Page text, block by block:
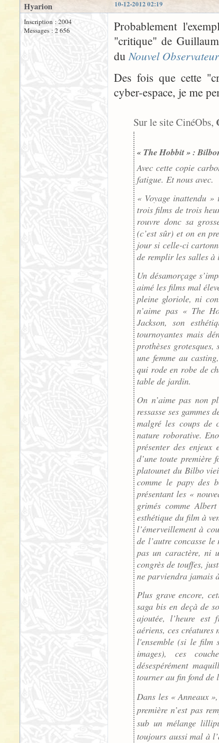
10-12-2012 02:19
Hyarion
Inscription : 2004
Messages : 2 656
Probablement
"critique" de
duNouvel Observateur
Des fois que cette
cyber-espace, je me
Sur le site CinéObs,
« The Hobbit » :
Avec cette copie
fatigue. Et nous avec.
« Voyage inattendu
trois films de trois
rouvre donc sa
(c’est sûr) et on en
jour si celle-ci
de remplir les salles à
Un désamorçage
aimé les films mal
pleine gloriole, ni
n’aime pas « The
Jackson, son
tournoyantes mais
prothèses
une femme au
qui rode en robe de
table de jardin.
On n’aime pas non
ressasse ses
malgré les coups de
nature roborative.
présenter des enjeux
d’une toute première
platounet du Bilbo
comme le papy des
présentant les «
grimés comme
esthétique du film à
l’émerveillement à
de l’autre concasse
pas un caractère, ni
congrès de touffes,
ne parviendra jamais
Plus grave encore,
saga bis en deçà de
ajoutée, l’heure est
aériens, ces
l'ensemble (si le film
images), ces
désespérément
tourner au fin fond de
Dans les « Anneaux
première n’est pas
sub un mélange
toujours aussi mal à